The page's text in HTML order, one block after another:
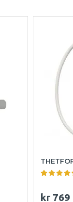
kr 769